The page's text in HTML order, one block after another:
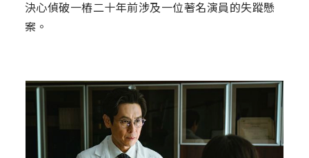
決心偵破一樁二十年前涉及一位著名演員的失蹤懸
案。